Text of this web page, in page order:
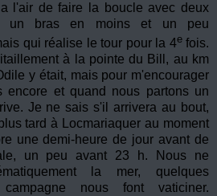
l'air de faire la boucle avec deux
un bras en moins et un peu
qui réalise le tour pour la 4e fois.
à la pointe du Bill, au km
y était, mais pour m'encourager
encore et quand nous partons un
Je ne sais s'il arrivera au bout,
tard à Locmariaquer au moment
une demi-heure de jour avant de
un peu avant 23 h. Nous ne
la mer, quelques
nous font vaticiner.